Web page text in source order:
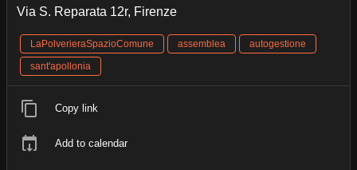
Via S. Reparata 12r, Firenze
LaPolverieraSpazioComune assemblea
autogestione
sant'apollonia
Copy link
Add to calendar